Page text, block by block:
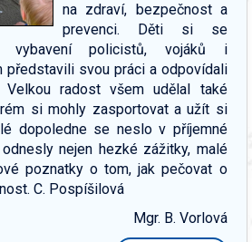
na zdraví, bezpečnost a
prevenci. Děti si se
vybavení policistů, vojáků i
představili svou práci a odpovídali
Velkou radost všem udělal také
si mohly zasportovat a užít si
dopoledne se neslo v příjemné
nejen hezké zážitky, malé
poznatky o tom, jak pečovat o
C. Pospíšilová
Mgr. B. Vorlová